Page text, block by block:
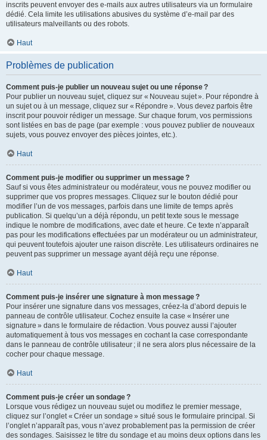
inscrits peuvent envoyer des e-mails aux autres utilisateurs via un formulaire
dédié. Cela limite les utilisations abusives du système d’e-mail par des
utilisateurs malveillants ou des robots.
Haut
Problèmes de publication
Comment puis-je publier un nouveau sujet ou une réponse ?
Pour publier un nouveau sujet, cliquez sur « Nouveau sujet ». Pour répondre à
un sujet ou à un message, cliquez sur « Répondre ». Vous devez parfois être
inscrit pour pouvoir rédiger un message. Sur chaque forum, vos permissions
sont listées en bas de page (par exemple : vous pouvez publier de nouveaux
sujets, vous pouvez envoyer des pièces jointes, etc.).
Haut
Comment puis-je modifier ou supprimer un message ?
Sauf si vous êtes administrateur ou modérateur, vous ne pouvez modifier ou
supprimer que vos propres messages. Cliquez sur le bouton dédié pour
modifier l’un de vos messages, parfois dans une limite de temps après
publication. Si quelqu’un a déjà répondu, un petit texte sous le message
indique le nombre de modifications, avec date et heure. Ce texte n’apparaît
pas pour les modifications effectuées par un modérateur ou un administrateur,
qui peuvent toutefois ajouter une raison discrète. Les utilisateurs ordinaires ne
peuvent pas supprimer un message ayant déjà reçu une réponse.
Haut
Comment puis-je insérer une signature à mon message ?
Pour insérer une signature dans vos messages, créez-la d’abord depuis le
panneau de contrôle utilisateur. Cochez ensuite la case « Insérer une
signature » dans le formulaire de rédaction. Vous pouvez aussi l’ajouter
automatiquement à tous vos messages en cochant la case correspondante
dans le panneau de contrôle utilisateur ; il ne sera alors plus nécessaire de la
cocher pour chaque message.
Haut
Comment puis-je créer un sondage ?
Lorsque vous rédigez un nouveau sujet ou modifiez le premier message,
cliquez sur l’onglet « Créer un sondage » situé sous le formulaire principal. Si
l’onglet n’apparaît pas, vous n’avez probablement pas la permission de créer
des sondages. Saisissez le titre du sondage et au moins deux options dans les